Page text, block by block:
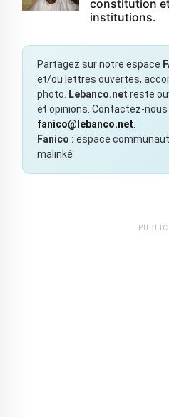
constitution
institutions.
Partagez sur notre espace
et/ou lettres ouvertes,
photo.
Lebanco.net reste
et opinions. Contactez-
fanico@lebanco.net
Fanico : espace
malinké